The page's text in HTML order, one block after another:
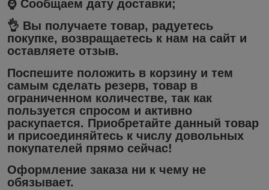
⌚️ Сообщаем дату доставки;
👌 Вы получаете товар, радуетесь
покупке, возвращаетесь к нам на сайт и
оставляете отзыв.
Поспешите положить в корзину и тем
самым сделать резерв, товар в
ограниченном количестве, так как
пользуется спросом и активно
раскупается. Приобретайте данный товар
и присоединяйтесь к числу довольных
покупателей прямо сейчас!
Оформление заказа ни к чему не
обязывает.